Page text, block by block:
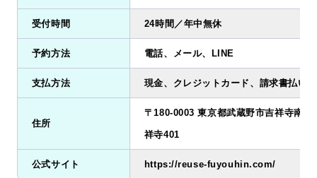
受付時間 24時間／年中無休
予約方法 電話、メール、LINE
支払方法 現金、クレジットカード、請求書払い
住所
〒180-0003 東京都武蔵野市吉祥寺南町
祥寺401
公式サイト https://reuse-fuyouhin.com/